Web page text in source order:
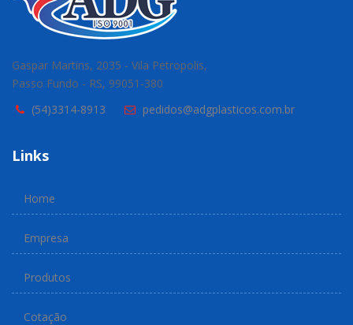
Gaspar Martins, 2035 - Vila Petropolis,
Passo Fundo - RS, 99051-380
(54)3314-8913
pedidos@adgplasticos.com.br
Links
Home
Empresa
Produtos
Cotação